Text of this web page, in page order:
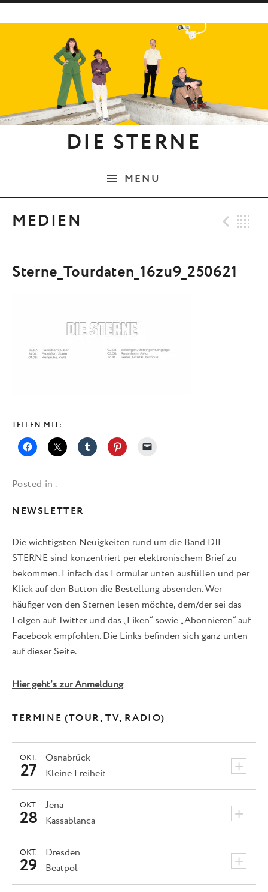
DIE STERNE
MENU
MEDIEN
Sterne_Tourdaten_16zu9_250621
TEILEN MIT:
Posted in .
NEWSLETTER
Die wichtigsten Neuigkeiten rund um die Band DIE
STERNE sind konzentriert per elektronischem Brief zu
bekommen. Einfach das Formular unten ausfüllen und per
Klick auf den Button die Bestellung absenden. Wer
häufiger von den Sternen lesen möchte, dem/der sei das
Folgen auf Twitter und das „Liken“ sowie „Abonnieren“ auf
Facebook empfohlen. Die Links befinden sich ganz unten
auf dieser Seite.
Hier geht’s zur Anmeldung
TERMINE (TOUR, TV, RADIO)
Osnabrück +
OKT.
27 Kleine Freiheit
Jena +
OKT.
28 Kassablanca
Dresden +
OKT.
29 Beatpol